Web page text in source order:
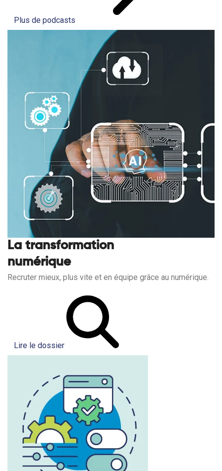
Plus de podcasts
La transformation
numérique
Recruter mieux, plus vite et en équipe grâce au numérique.
Lire le dossier